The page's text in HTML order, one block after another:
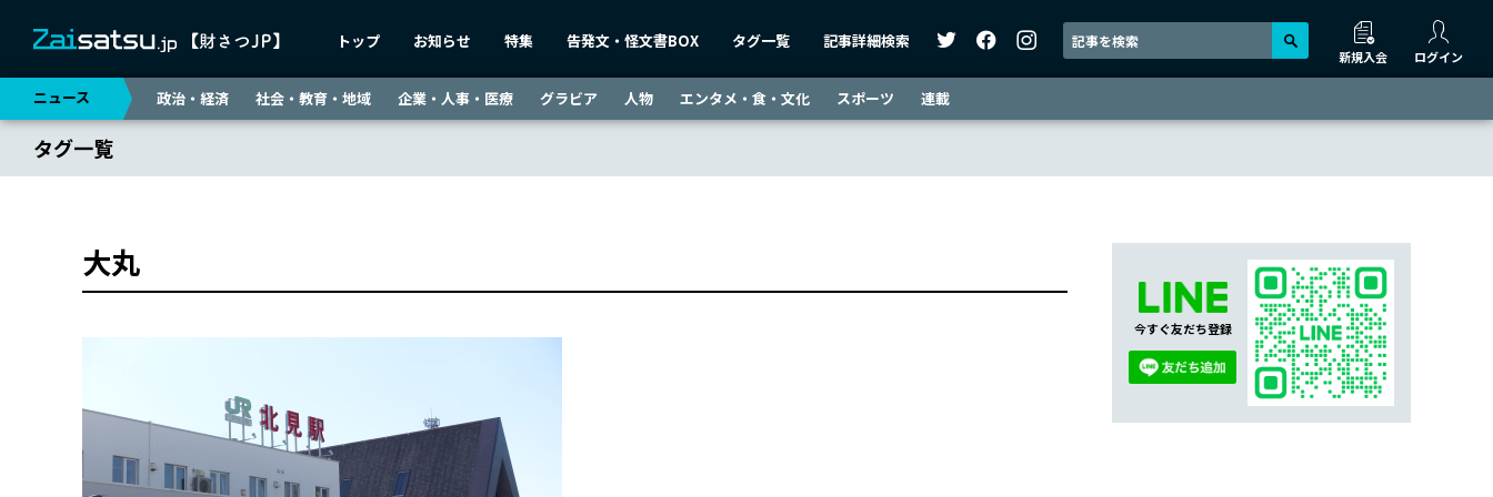
トップ お知らせ 特集 告発文・怪文書BOX タグ一覧 記事詳細検索
新規入会 ログイン
ニュース 政治・経済 社会・教育・地域 企業・人事・医療 グラビア 人物 エンタメ・食・文化 スポーツ 連載
タグ一覧
大丸
今すぐ友だち登録